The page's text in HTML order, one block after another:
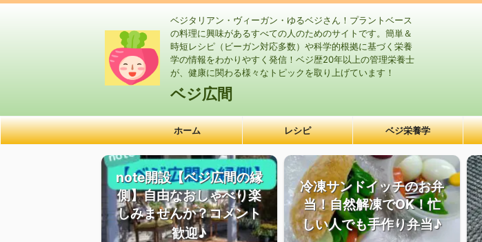
ベジタリアン・ヴィーガン・ゆるベジさん！プラントベース
の料理に興味があるすべての人のためのサイトです。簡単＆
時短レシピ（ビーガン対応多数）や科学的根拠に基づく栄養
学の情報をわかりやすく発信！ベジ歴20年以上の管理栄養士
が、健康に関わる様々なトピックを取り上げています！
ベジ広間
ホーム レシピ ベジ栄養学
note開設【ベジ広間の縁
側】自由なおしゃべり楽
しみませんか？コメント
歓迎♪
冷凍サンドイッチのお弁
当！自然解凍でOK！忙
しい人でも手作り弁当♪